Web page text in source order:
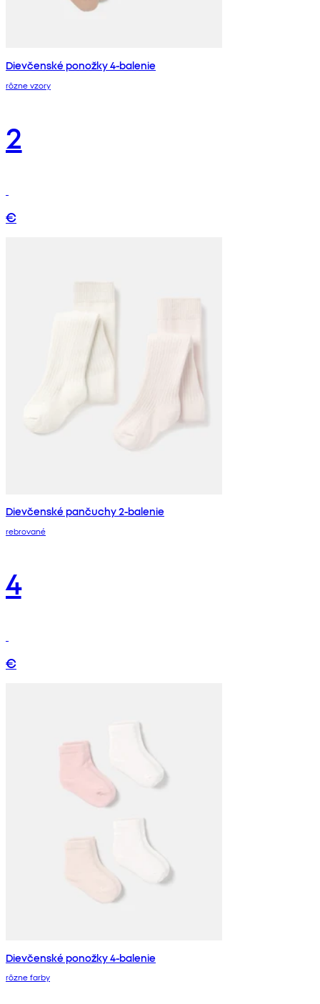
Dievčenské ponožky 4-balenie
rôzne vzory
2
€
Dievčenské pančuchy 2-balenie
rebrované
4
€
Dievčenské ponožky 4-balenie
rôzne farby